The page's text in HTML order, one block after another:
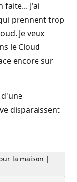
faite... J'ai
prennent trop
Je veux
le Cloud
encore sur
d'une
disparaissent
la maison |